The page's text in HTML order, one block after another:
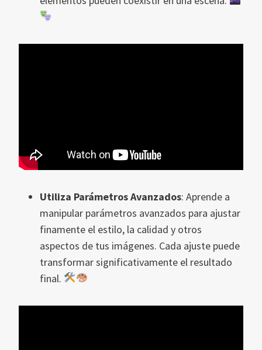
Utiliza Parámetros Avanzados: Aprende a
manipular parámetros avanzados para ajustar
finamente el estilo, la calidad y otros
aspectos de tus imágenes. Cada ajuste puede
transformar significativamente el resultado
final.